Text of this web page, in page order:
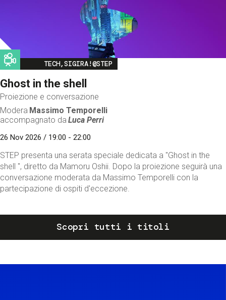
Image
TECH,SIGIRA!@STEP
Ghost in the shell
Proiezione e conversazione
Modera Massimo Temporelli
accompagnato da Luca Perri
26 Nov 2026 / 19:00 - 22:00
STEP presenta una serata speciale dedicata a "Ghost in the
shell ", diretto da Mamoru Oshii. Dopo la proiezione seguirà una
conversazione moderata da Massimo Temporelli con la
partecipazione di ospiti d'eccezione.
Scopri tutti i titoli